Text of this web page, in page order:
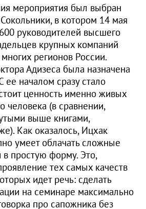
мероприятия был выбран
в котором 14 мая
руководителей высшего
крупных компаний
регионов России.
Адизеса была назначена
ее началом сразу стало
ценность именно живых
человека (в сравнении,
выше книгами,
Как оказалось, Ицхак
умеет облачать сложные
простую форму. Это,
тех самых качеств
идет речь: сделать
на семинаре максимально
про сапожника без